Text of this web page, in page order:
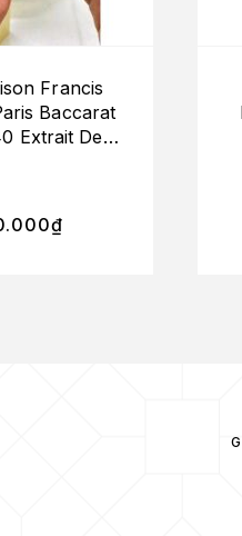
Francis
Baccarat
Extrait De
₫